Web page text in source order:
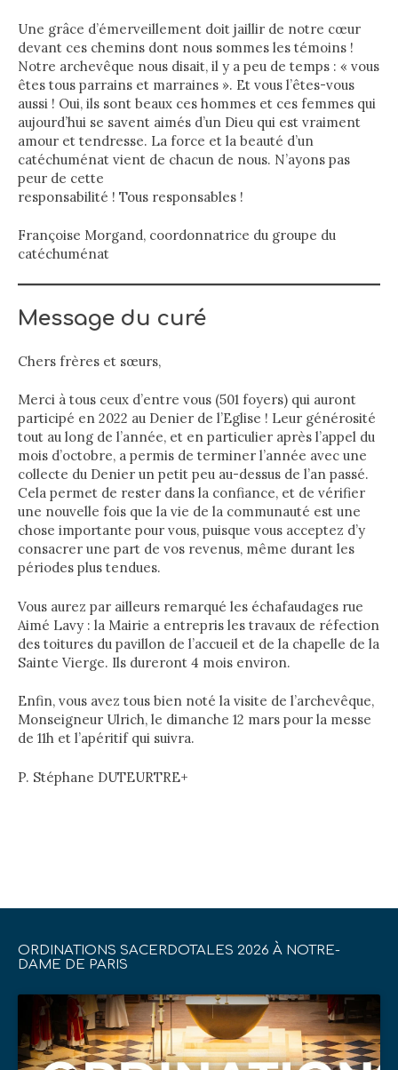
Une grâce d’émerveillement doit jaillir de notre cœur
devant ces chemins dont nous sommes les témoins !
Notre archevêque nous disait, il y a peu de temps : « vous
êtes tous parrains et marraines ». Et vous l’êtes-vous
aussi ! Oui, ils sont beaux ces hommes et ces femmes qui
aujourd’hui se savent aimés d’un Dieu qui est vraiment
amour et tendresse. La force et la beauté d’un
catéchuménat vient de chacun de nous. N’ayons pas
peur de cette
responsabilité ! Tous responsables !
Françoise Morgand, coordonnatrice du groupe du
catéchuménat
Message du curé
Chers frères et sœurs,
Merci à tous ceux d’entre vous (501 foyers) qui auront
participé en 2022 au Denier de l’Eglise ! Leur générosité
tout au long de l’année, et en particulier après l’appel du
mois d’octobre, a permis de terminer l’année avec une
collecte du Denier un petit peu au-dessus de l’an passé.
Cela permet de rester dans la confiance, et de vérifier
une nouvelle fois que la vie de la communauté est une
chose importante pour vous, puisque vous acceptez d’y
consacrer une part de vos revenus, même durant les
périodes plus tendues.
Vous aurez par ailleurs remarqué les échafaudages rue
Aimé Lavy : la Mairie a entrepris les travaux de réfection
des toitures du pavillon de l’accueil et de la chapelle de la
Sainte Vierge. Ils dureront 4 mois environ.
Enfin, vous avez tous bien noté la visite de l’archevêque,
Monseigneur Ulrich, le dimanche 12 mars pour la messe
de 11h et l’apéritif qui suivra.
P. Stéphane DUTEURTRE+
ORDINATIONS SACERDOTALES 2026 À NOTRE-
DAME DE PARIS